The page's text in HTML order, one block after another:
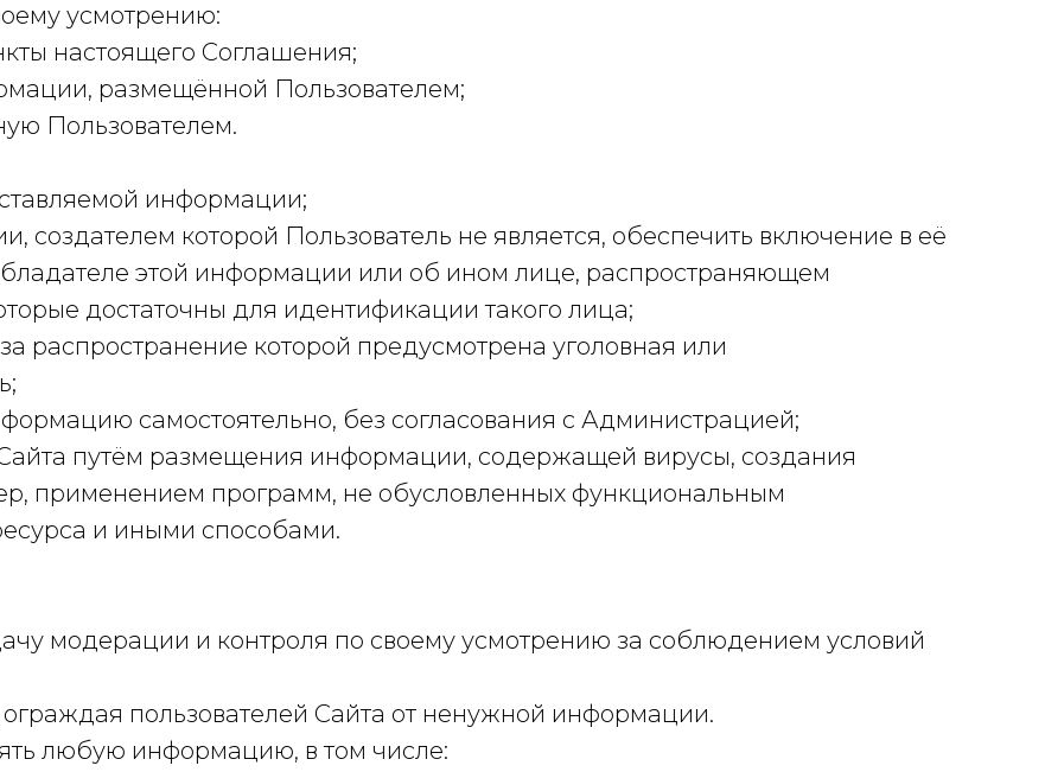
усмотрению:
настоящего Соглашения;
размещённой Пользователем;
Пользователем.
информации;
создателем которой Пользователь не является, обеспечить включение в её
этой информации или об ином лице, распространяющем
достаточны для идентификации такого лица;
распространение которой предусмотрена уголовная или
самостоятельно, без согласования с Администрацией;
путём размещения информации, содержащей вирусы, создания
применением программ, не обусловленных функциональным
и иными способами.
модерации и контроля по своему усмотрению за соблюдением условий
пользователей Сайта от ненужной информации.
любую информацию, в том числе: